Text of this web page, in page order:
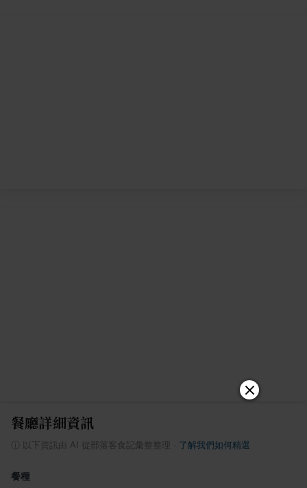
餐廳詳細資訊
以下資訊由 AI 從部落客食記彙整整理 了解我們如何精選
餐種